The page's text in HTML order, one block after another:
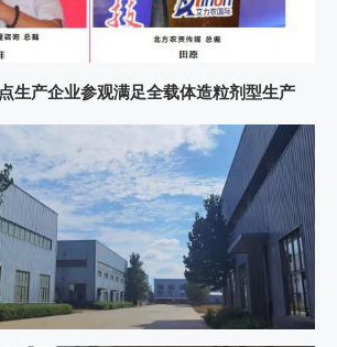
生产企业参观满足全载体造粒剂型生产